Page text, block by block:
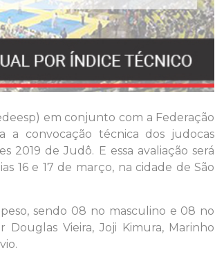
em conjunto com a Federação
a convocação técnica dos judocas
2019 de Judô. E essa avaliação será
16 e 17 de março, na cidade de São
peso, sendo 08 no masculino e 08 no
Vieira, Joji Kimura, Marinho